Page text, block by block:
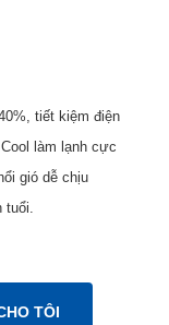
tiết kiệm điện
làm lạnh cực
gió dễ chịu
TÔI